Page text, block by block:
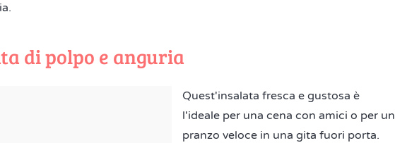
di polpo e anguria
Quest'insalata fresca e gustosa è
l'ideale per una cena con amici o per un
pranzo veloce in una gita fuori porta.